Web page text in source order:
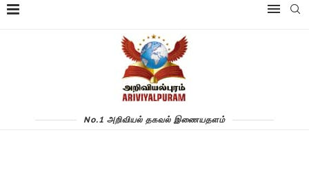
No.1 அறிவியல் தகவல் இணையதளம்